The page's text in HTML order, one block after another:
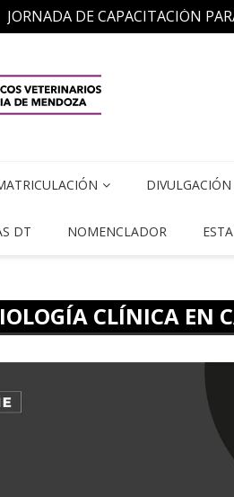
JORNADA DE CAPACITACIÓN
Curso «Micoterapia Aplicada a
DT NOMENCLADOR
CLÍNICA EN